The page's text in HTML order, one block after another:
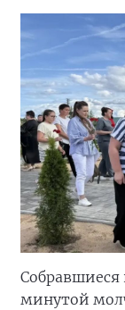
минутой